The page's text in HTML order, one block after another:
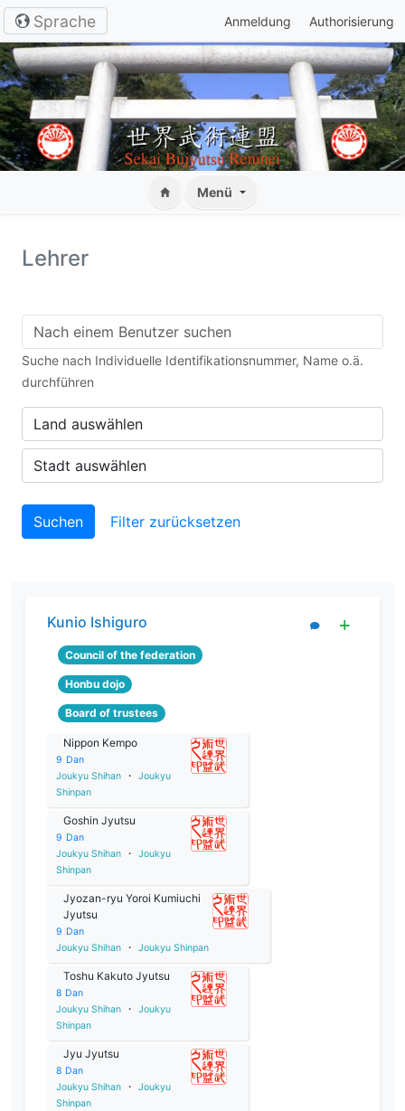
Sprache Anmeldung Authorisierung
Menü
Lehrer
Suche nach Individuelle Identifikationsnummer, Name o.ä.
durchführen
Filter zurücksetzen
Kunio Ishiguro
Council of the federation
Honbu dojo
Board of trustees
Nippon Kempo
9 Dan
Joukyu Shihan
・
Joukyu
Shinpan
Goshin Jyutsu
9 Dan
Joukyu Shihan
・
Joukyu
Shinpan
Jyozan-ryu Yoroi Kumiuchi
Jyutsu
9 Dan
Joukyu Shihan
・ Joukyu Shinpan
Toshu Kakuto Jyutsu
8 Dan
Joukyu Shihan
・
Joukyu
Shinpan
Jyu Jyutsu
8 Dan
Joukyu Shihan
・
Joukyu
Shinpan